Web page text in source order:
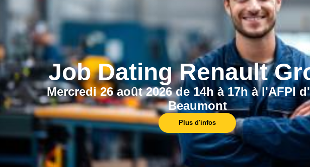
Job Dating Renault
Mercredi 26 août 2026 de 14h à 17h à l'AFPI
Beaumont
Plus d'infos
en
en alternance du CAP au